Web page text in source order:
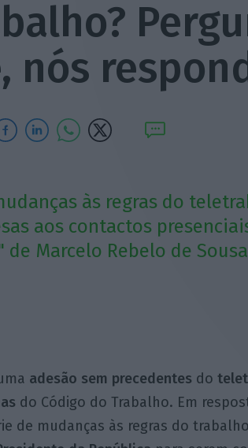
nós
às regras do
aos contactos
Marcelo Rebelo de
adesão sem precedentes do
do Código do Trabalho. Em
de mudanças às regras do